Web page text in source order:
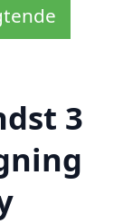
3